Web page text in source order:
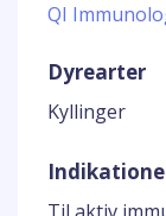
QI
Dyrearter
Kyllinger